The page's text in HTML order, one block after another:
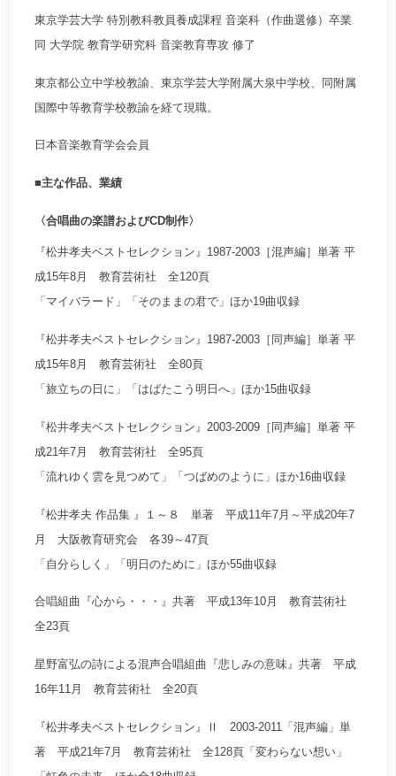
東京学芸大学 特別教科教員養成課程 音楽科（作曲選修）卒業
同 大学院 教育学研究科 音楽教育専攻 修了
東京都公立中学校教諭、東京学芸大学附属大泉中学校、同附属
国際中等教育学校教諭を経て現職。
日本音楽教育学会会員
■主な作品、業績
〈合唱曲の楽譜およびCD制作〉
『松井孝夫ベストセレクション』1987-2003［混声編］単著 平
成15年8月 教育芸術社 全120頁
「マイバラード」「そのままの君で」ほか19曲収録
『松井孝夫ベストセレクション』1987-2003［同声編］単著 平
成15年8月 教育芸術社 全80頁
「旅立ちの日に」「はばたこう明日へ」ほか15曲収録
『松井孝夫ベストセレクション』2003-2009［同声編］単著 平
成21年7月 教育芸術社 全95頁
「流れゆく雲を見つめて」「つばめのように」ほか16曲収録
『松井孝夫 作品集 』１～８ 単著 平成11年7月～平成20年7
月 大阪教育研究会 各39～47頁
「自分らしく」「明日のために」ほか55曲収録
合唱組曲『心から・・・』共著 平成13年10月 教育芸術社
全23頁
星野富弘の詩による混声合唱組曲『悲しみの意味』共著 平成
16年11月 教育芸術社 全20頁
『松井孝夫ベストセレクション』Ⅱ 2003-2011「混声編」単
著 平成21年7月 教育芸術社 全128頁「変わらない想い」